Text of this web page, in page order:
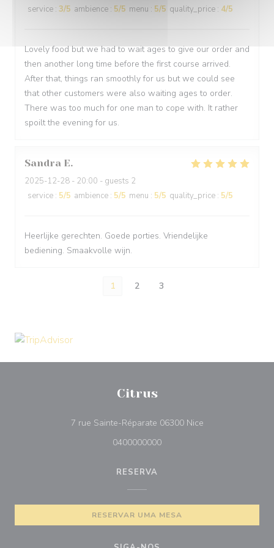
service : 3/5 ambience : 5/5 menu : 5/5 quality_price : 4/5
Lovely food but we had to wait ages to give our order and
then another long time before the first course arrived.
After that, things ran smoothly for us but we could see
that other customers were also waiting ages to order.
There was too much for one man to cope with. It rather
spoilt the evening for us.
Sandra E
2025-12-28 - 20:00 - guests 2
service : 5/5 ambience : 5/5 menu : 5/5 quality_price : 5/5
Heerlijke gerechten. Goede porties. Vriendelijke
bediening. Smaakvolle wijn.
1 2 3
Citrus
7 rue Sainte-Réparate 06300 Nice((abre numa nova
0400000000
RESERVA
RESERVAR UMA MESA